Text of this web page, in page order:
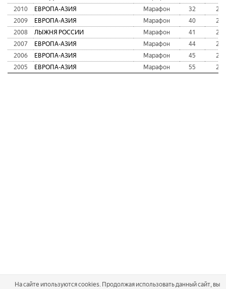
2010
ЕВРОПА-АЗИЯ Марафон 32
2009
ЕВРОПА-АЗИЯ Марафон 40
2008
ЛЫЖНЯ РОССИИ Марафон 41
2007
ЕВРОПА-АЗИЯ Марафон 44
2006
ЕВРОПА-АЗИЯ Марафон 45
2005
ЕВРОПА-АЗИЯ Марафон 55
На сайте ипользуются cookies. Продолжая использовать данный сайт, вы